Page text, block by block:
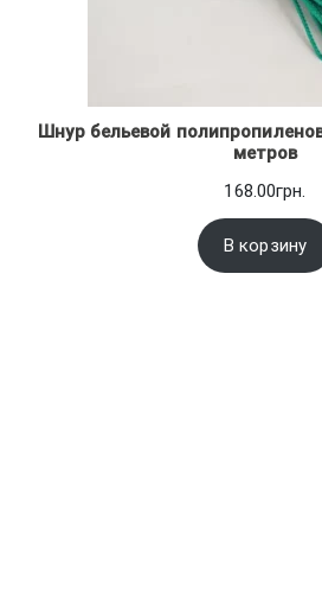
Шнур бельевой
метров
168.00грн.
В корзину